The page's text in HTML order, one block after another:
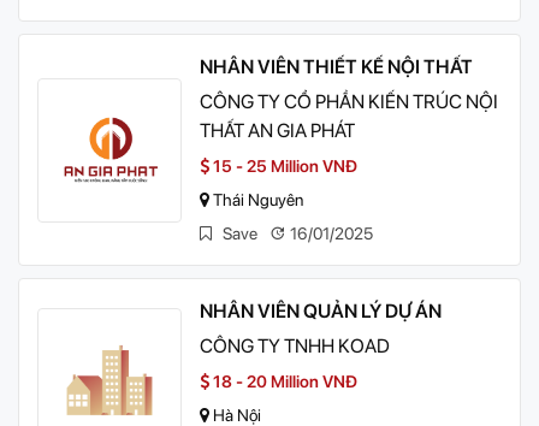
NHÂN VIÊN THIẾT KẾ NỘI THẤT
CÔNG TY CỔ PHẦN KIẾN TRÚC NỘI
THẤT AN GIA PHÁT
15 - 25 Million VNĐ
Thái Nguyên
Save
16/01/2025
NHÂN VIÊN QUẢN LÝ DỰ ÁN
CÔNG TY TNHH KOAD
18 - 20 Million VNĐ
Hà Nội